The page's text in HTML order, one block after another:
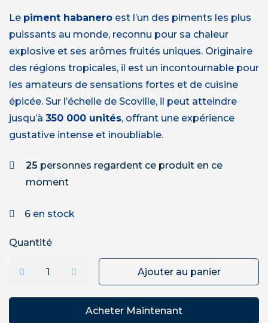
Le piment habanero est l’un des piments les plus
puissants au monde, reconnu pour sa chaleur
explosive et ses arômes fruités uniques. Originaire
des régions tropicales, il est un incontournable pour
les amateurs de sensations fortes et de cuisine
épicée. Sur l’échelle de Scoville, il peut atteindre
jusqu’à 350 000 unités, offrant une expérience
gustative intense et inoubliable.
25 personnes regardent ce produit en ce
moment
6 en stock
Quantité
Ajouter au panier
Acheter Maintenant